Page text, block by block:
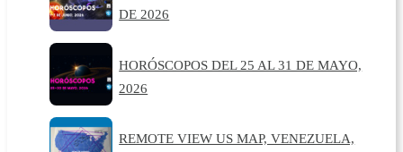
DE 2026
HORÓSCOPOS DEL 25 AL 31 DE MAYO,
2026
REMOTE VIEW US MAP, VENEZUELA,